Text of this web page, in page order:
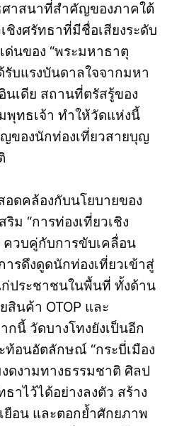
าสนาที่สำคัญของภาคใต้
ชิงศรัทธาที่มีชื่อเสียงระดับ
ด่นของ “พระมหาธาตุ
รับแรงบันดาลใจจากมหา
นเดีย สถานที่ตรัสรู้ของ
พุทธเจ้า ทำให้วัดแห่งนี้
ของนักท่องเที่ยวสายบุญ
อดคล้องกับนโยบายของ
ม “การท่องเที่ยวเชิง
วบคู่กับการขับเคลื่อน
รดึงดูดนักท่องเที่ยวเข้าสู่
ประชาชนในพื้นที่ ทั้งด้าน
สินค้า OTOP และ
นี้ วัดบางโทงยังเป็นอีก
อนอัตลักษณ์ “กระบี่เมือง
งามทางธรรมชาติ ศิลป
าไว้ได้อย่างลงตัว สร้าง
ยือน และตอกย้ำศักยภาพ